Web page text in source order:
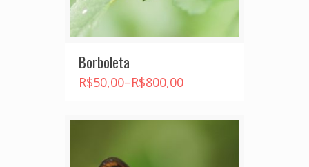
Borboleta
R$50,00–R$800,00